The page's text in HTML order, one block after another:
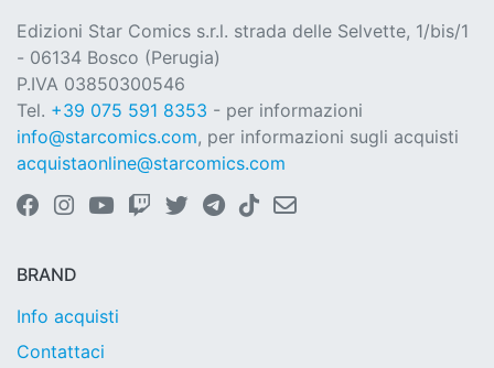
Edizioni Star Comics s.r.l. strada delle Selvette, 1/bis/1
- 06134 Bosco (Perugia)
P.IVA 03850300546
Tel. +39 075 591 8353 - per informazioni
info@starcomics.com, per informazioni sugli acquisti
acquistaonline@starcomics.com
BRAND
Info acquisti
Contattaci